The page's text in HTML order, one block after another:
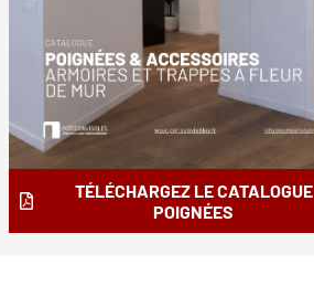
TÉLÉCHARGEZ LE CATALOGUE
POIGNÉES